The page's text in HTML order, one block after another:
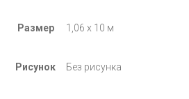
Размер 1,06 х 10 м
Рисунок Без рисунка